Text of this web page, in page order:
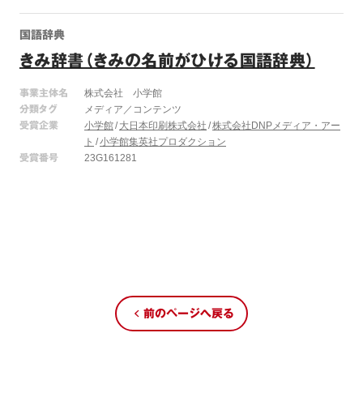
国語辞典
きみ辞書（きみの名前がひける国語辞典）
事業主体名
株式会社 小学館
分類タグ
メディア／コンテンツ
受賞企業
小学館 大日本印刷株式会社 株式会社DNPメディア・アー
ト
小学館集英社プロダクション
受賞番号
23G161281
前のページへ戻る